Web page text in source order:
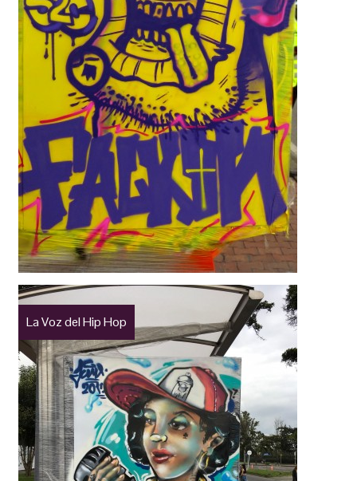
La Voz del Hip Hop